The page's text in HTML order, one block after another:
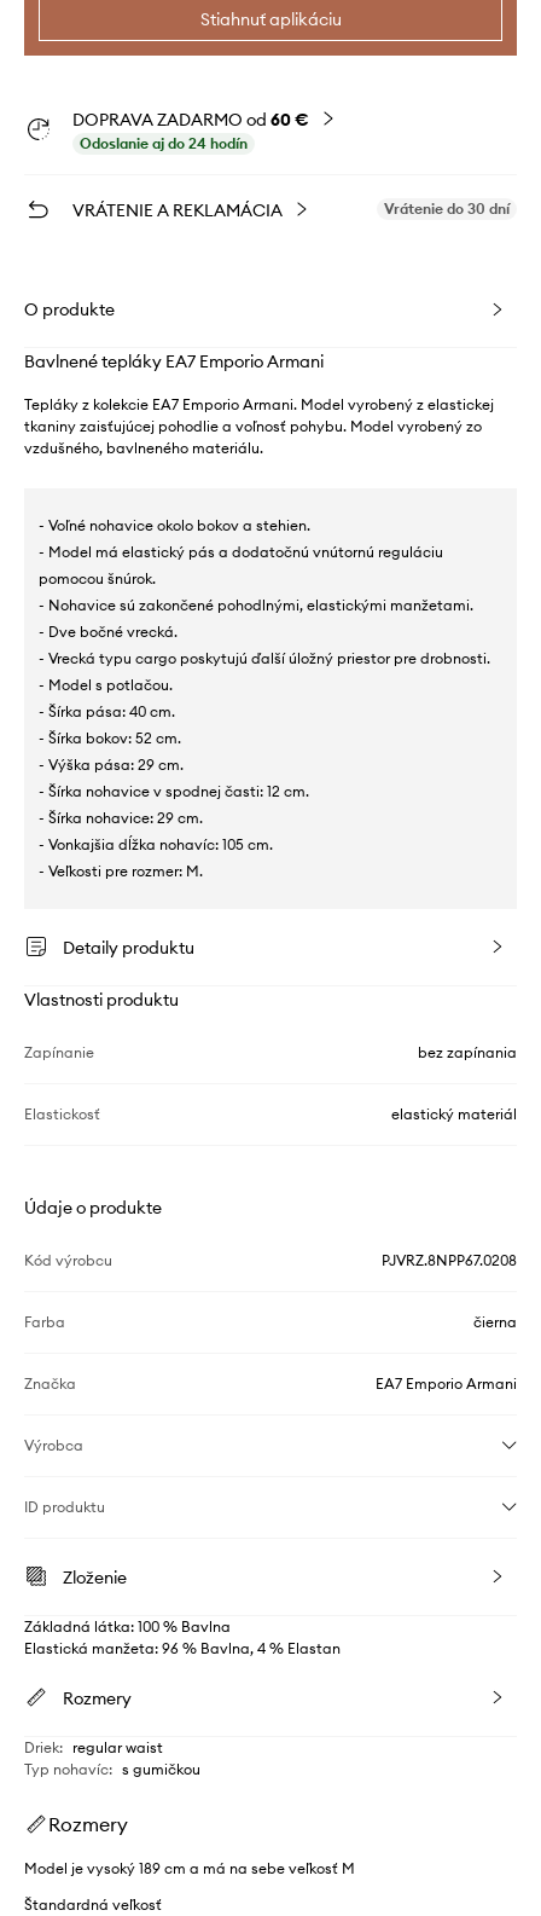
Stiahnuť aplikáciu
DOPRAVA ZADARMO od 60 €
Odoslanie aj do 24 hodín
VRÁTENIE A REKLAMÁCIA Vrátenie do 30 dní
O produkte
Bavlnené tepláky EA7 Emporio Armani
Tepláky z kolekcie EA7 Emporio Armani. Model vyrobený z elastickej
tkaniny zaisťujúcej pohodlie a voľnosť pohybu. Model vyrobený zo
vzdušného, ​​bavlneného materiálu.
- Voľné nohavice okolo bokov a stehien.
- Model má elastický pás a dodatočnú vnútornú reguláciu
pomocou šnúrok.
- Nohavice sú zakončené pohodlnými, elastickými manžetami.
- Dve bočné vrecká.
- Vrecká typu cargo poskytujú ďalší úložný priestor pre drobnosti.
- Model s potlačou.
- Šírka pása: 40 cm.
- Šírka bokov: 52 cm.
- Výška pása: 29 cm.
- Šírka nohavice v spodnej časti: 12 cm.
- Šírka nohavice: 29 cm.
- Vonkajšia dĺžka nohavíc: 105 cm.
- Veľkosti pre rozmer: M.
Detaily produktu
Vlastnosti produktu
Zapínanie bez zapínania
Elastickosť elastický materiál
Údaje o produkte
Kód výrobcu PJVRZ.8NPP67.0208
Farba čierna
Značka EA7 Emporio Armani
Výrobca
ID produktu
Zloženie
Základná látka: 100 % Bavlna
Elastická manžeta: 96 % Bavlna, 4 % Elastan
Rozmery
Driek: regular waist
Typ nohavíc: s gumičkou
Rozmery
Model je vysoký 189 cm a má na sebe veľkosť M
Štandardná veľkosť